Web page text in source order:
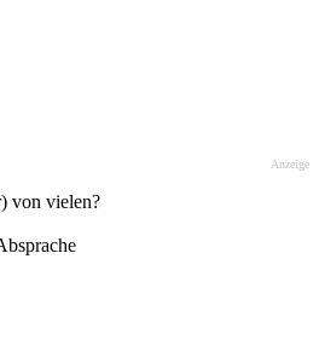
Anzeige
von vielen?